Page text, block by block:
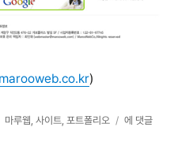
)
태
마루웹,사이트,포트폴리오
마
에 댓글